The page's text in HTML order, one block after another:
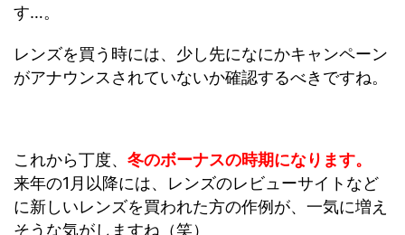
す…。
レンズを買う時には、少し先になにかキャンペーン
がアナウンスされていないか確認するべきですね。
これから丁度、 冬のボーナスの時期になります。
来年の1月以降には、レンズのレビューサイトなど
に新しいレンズを買われた方の作例が、一気に増え
そうな気がしますね（笑）